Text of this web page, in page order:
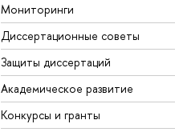
Мониторинги
Диссертационные советы
Защиты диссертаций
Академическое развитие
Конкурсы и гранты